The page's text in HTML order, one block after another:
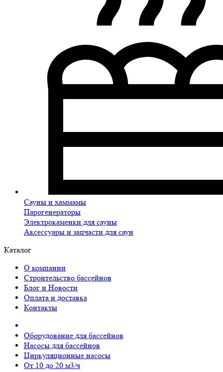
Сауны и хаммамы
Парогенераторы
Электрокаменки для сауны
Аксессуары и запчасти для саун
Каталог
О компании
Строительство бассейнов
Блог и Новости
Оплата и доставка
Контакты
Оборудование для бассейнов
Насосы для бассейнов
Циркуляционные насосы
От 10 до 20 м3/ч